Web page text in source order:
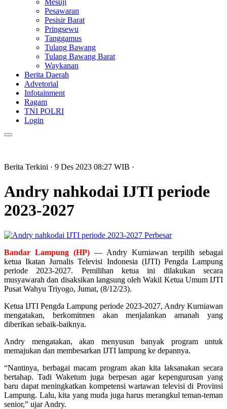
Mesuji
Pesawaran
Pesisir Barat
Pringsewu
Tanggamus
Tulang Bawang
Tulang Bawang Barat
Waykanan
Berita Daerah
Advetorial
Infotainment
Ragam
TNI POLRI
Login
Berita Terkini · 9 Des 2023 08:27 WIB ·
Andry nahkodai IJTI periode
2023-2027
Perbesar
Bandar Lampung (HP) — Andry Kurniawan terpilih sebagai
ketua Ikatan Jurnalis Televisi Indonesia (IJTI) Pengda Lampung
periode 2023-2027. Pemilihan ketua ini dilakukan secara
musyawarah dan disaksikan langsung oleh Wakil Ketua Umum IJTI
Pusat Wahyu Triyogo, Jumat, (8/12/23).
Ketua IJTI Pengda Lampung periode 2023-2027, Andry Kurniawan
mengatakan, berkomitmen akan menjalankan amanah yang
diberikan sebaik-baiknya.
Andry mengatakan, akan menyusun banyak program untuk
memajukan dan membesarkan IJTI lampung ke depannya.
“Nantinya, berbagai macam program akan kita laksanakan secara
bertahap. Tadi Waketum juga berpesan agar kepengurusan yang
baru dapat meningkatkan kompetensi wartawan televisi di Provinsi
Lampung. Lalu, kita yang muda juga harus merangkul teman-teman
senior,” ujar Andry.